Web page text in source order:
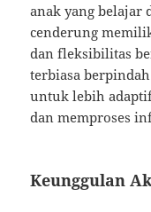
anak yang belajar
cenderung
dan fleksibilitas
terbiasa
untuk lebih
dan memproses
Keunggulan